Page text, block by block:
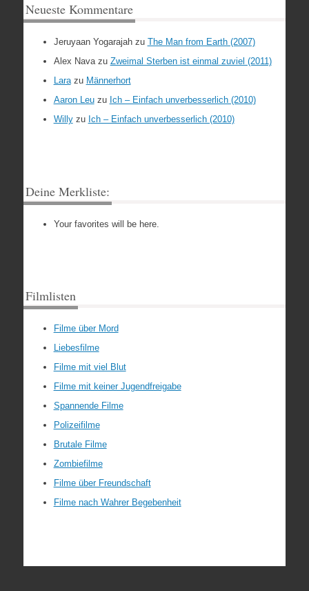
Neueste Kommentare
Jeruyaan Yogarajahzu The Man from Earth (2007)
Alex Navazu Zweimal Sterben ist einmal zuviel (2011)
Larazu Männerhort
Aaron Leuzu Ich – Einfach unverbesserlich (2010)
Willyzu Ich – Einfach unverbesserlich (2010)
Deine Merkliste:
Your favorites will be here.
Filmlisten
Filme über Mord
Liebesfilme
Filme mit viel Blut
Filme mit keiner Jugendfreigabe
Spannende Filme
Polizeifilme
Brutale Filme
Zombiefilme
Filme über Freundschaft
Filme nach Wahrer Begebenheit